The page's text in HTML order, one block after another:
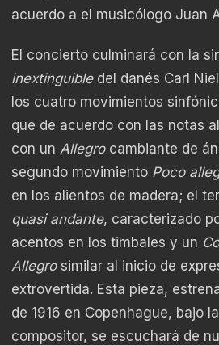
acuerdo a el musicólogo Juan
El concierto culminará con la
inextinguibledel danés Carl
los cuatro movimientos
que de acuerdo con las notas
con un Allegrocambiante de
segundo movimiento Poco
en los alientos de madera; el
quasi andante, caracterizado
acentos en los timbales y un
Allegrosimilar al inicio de
extrovertida. Esta pieza,
de 1916 en Copenhague, bajo
compositor, se escuchará de